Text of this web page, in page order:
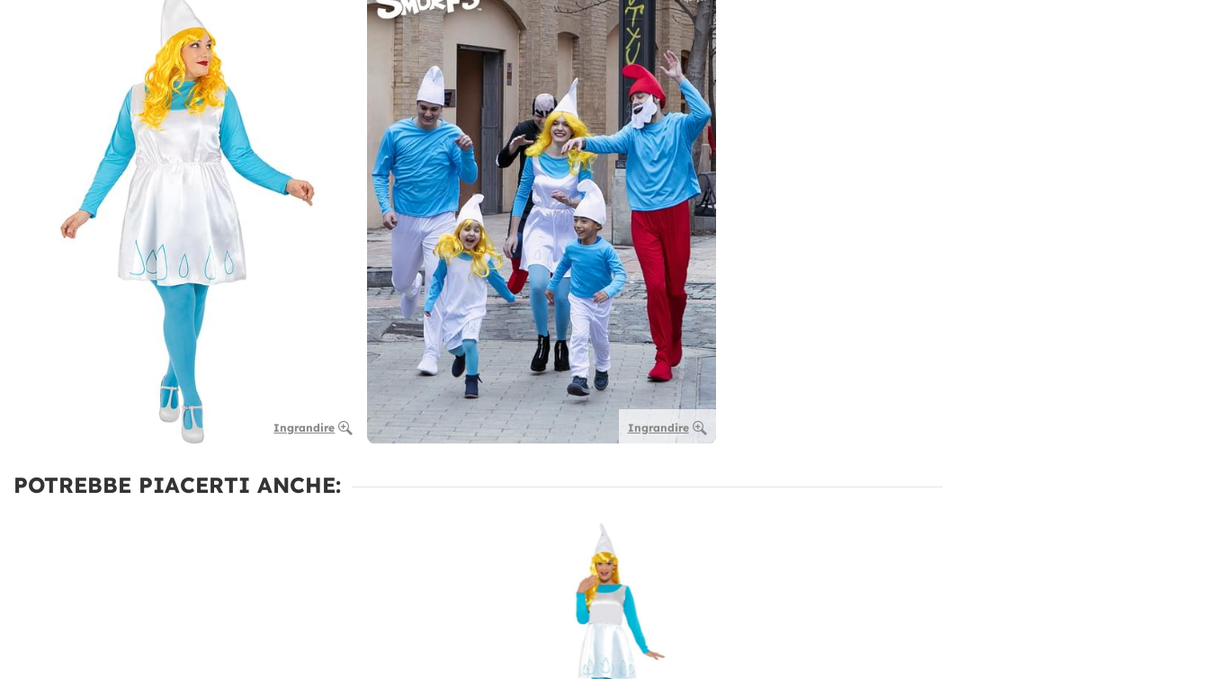
Ingrandire Ingrandire
POTREBBE PIACERTI ANCHE: